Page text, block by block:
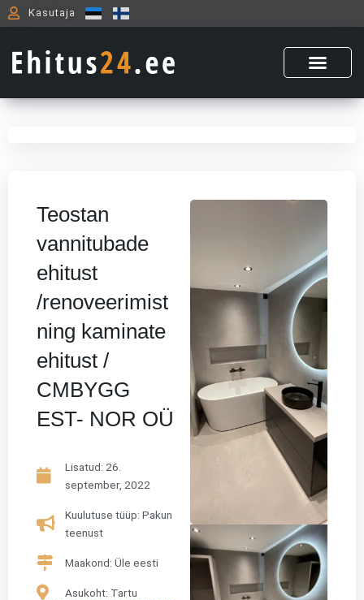
Skip
to
Kasutaja
Teostan
vannitubade
ehitust
/renoveerimist
ning kaminate
ehitust /
CMBYGG
EST- NOR OÜ
Lisatud: 26.
september, 2022
Kuulutuse tüüp: Pakun
teenust
Maakond: Üle eesti
Asukoht: Tartu